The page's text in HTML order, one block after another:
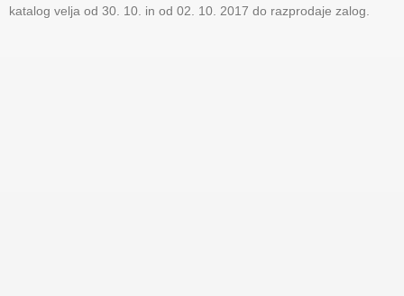
katalog velja od 30. 10. in od 02. 10. 2017 do razprodaje zalog.